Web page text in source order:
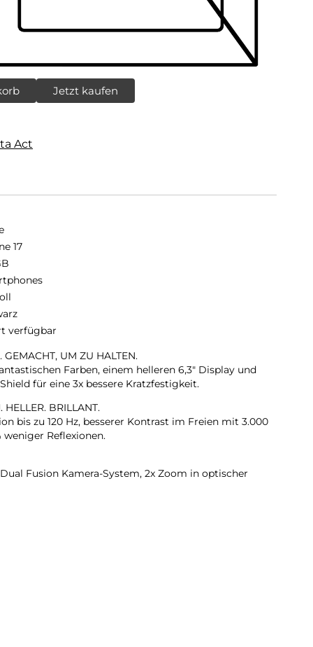
Jetzt kaufen
Act
17
verfügbar
GEMACHT, UM ZU HALTEN.
Farben, einem helleren 6,3″ Display und
für eine 3x bessere Kratzfestigkeit.
HELLER. BRILLANT.
bis zu 120 Hz, besserer Kontrast im Freien mit 3.000
Reflexionen.
Fusion Kamera-System, 2x Zoom in optischer
Kamera machst du